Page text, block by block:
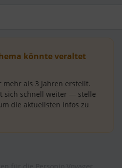
könnte veraltet
mehr als 3 Jahren erstellt.
sich schnell weiter — stelle
die aktuellsten Infos zu